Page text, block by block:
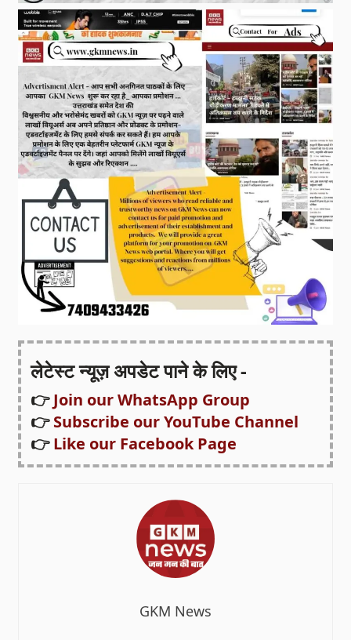
लेटेस्ट न्यूज़ अपडेट पाने के लिए -
👉Join our WhatsApp Group
👉Subscribe our YouTube Channel
👉Like our Facebook Page
GKM News